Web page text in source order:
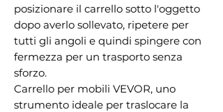
posizionare il carrello sotto l'oggetto
dopo averlo sollevato, ripetere per
tutti gli angoli e quindi spingere con
fermezza per un trasporto senza
sforzo.
Carrello per mobili VEVOR, uno
strumento ideale per traslocare la